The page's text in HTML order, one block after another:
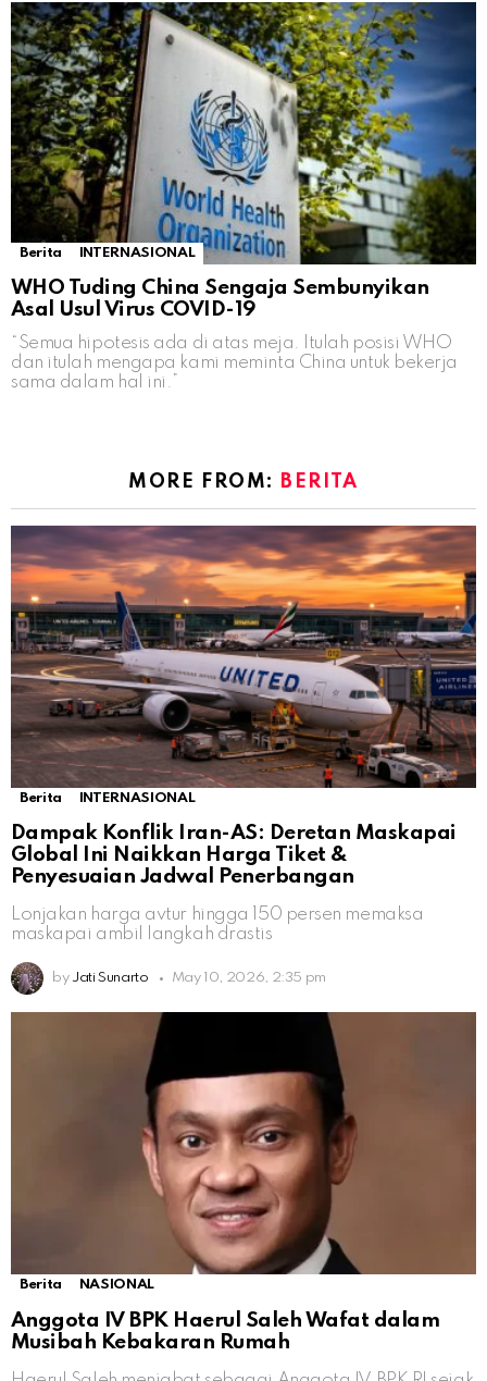
Berita INTERNASIONAL
WHO Tuding China Sengaja Sembunyikan
Asal Usul Virus COVID-19
“Semua hipotesis ada di atas meja. Itulah posisi WHO
dan itulah mengapa kami meminta China untuk bekerja
sama dalam hal ini.”
MORE FROM: BERITA
Berita INTERNASIONAL
Dampak Konflik Iran-AS: Deretan Maskapai
Global Ini Naikkan Harga Tiket &
Penyesuaian Jadwal Penerbangan
Lonjakan harga avtur hingga 150 persen memaksa
maskapai ambil langkah drastis
by Jati Sunarto May 10, 2026, 2:35 pm
Berita NASIONAL
Anggota IV BPK Haerul Saleh Wafat dalam
Musibah Kebakaran Rumah